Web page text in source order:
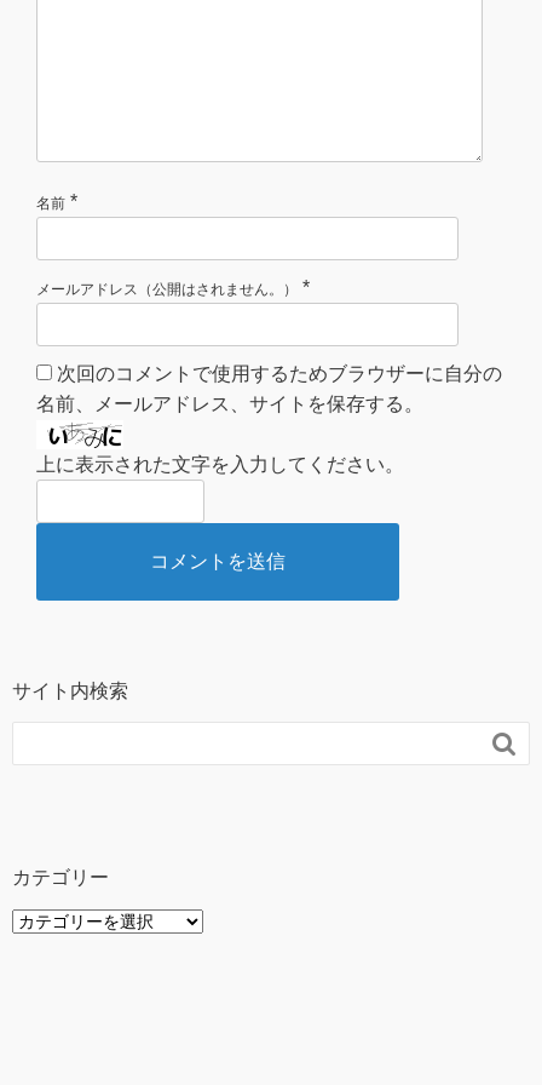
名前 *
メールアドレス（公開はされません。） *
次回のコメントで使用するためブラウザーに自分の
名前、メールアドレス、サイトを保存する。
上に表示された文字を入力してください。
サイト内検索

カテゴリー
カ